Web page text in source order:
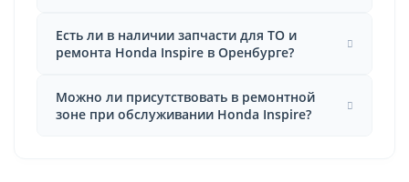
Есть ли в наличии запчасти для ТО и
ремонта Honda Inspire в Оренбурге?
Можно ли присутствовать в ремонтной
зоне при обслуживании Honda Inspire?